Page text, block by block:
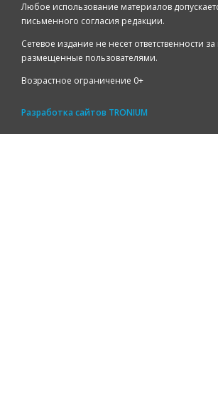
Любое использование материалов
письменного согласия редакции.
Сетевое издание не несет ответственности
размещенные пользователями.
Возрастное ограничение 0+
Разработка сайтов TRONIUM